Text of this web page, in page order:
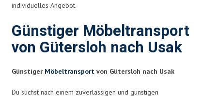
individuelles Angebot.
Günstiger Möbeltransport
von Gütersloh nach Usak
Günstiger Möbeltransport von Gütersloh nach Usak
Du suchst nach einem zuverlässigen und günstigen